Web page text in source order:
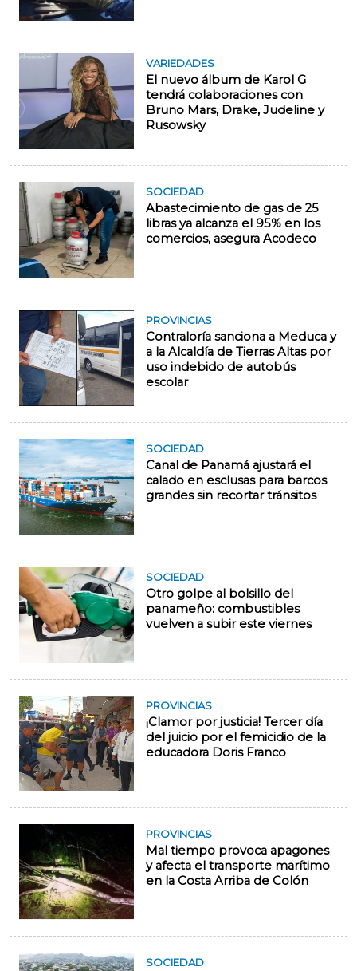
VARIEDADES
El nuevo álbum de Karol G
tendrá colaboraciones con
Bruno Mars, Drake, Judeline y
Rusowsky
SOCIEDAD
Abastecimiento de gas de 25
libras ya alcanza el 95% en los
comercios, asegura Acodeco
PROVINCIAS
Contraloría sanciona a Meduca y
a la Alcaldía de Tierras Altas por
uso indebido de autobús
escolar
SOCIEDAD
Canal de Panamá ajustará el
calado en esclusas para barcos
grandes sin recortar tránsitos
SOCIEDAD
Otro golpe al bolsillo del
panameño: combustibles
vuelven a subir este viernes
PROVINCIAS
¡Clamor por justicia! Tercer día
del juicio por el femicidio de la
educadora Doris Franco
PROVINCIAS
Mal tiempo provoca apagones
y afecta el transporte marítimo
en la Costa Arriba de Colón
SOCIEDAD